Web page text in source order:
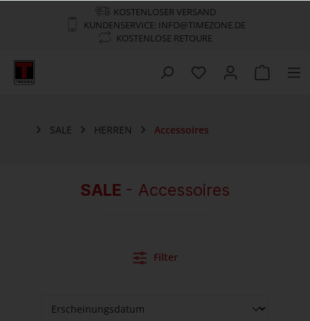
KOSTENLOSER VERSAND
KUNDENSERVICE: INFO@TIMEZONE.DE
KOSTENLOSE RETOURE
SALE HERREN Accessoires
SALE - Accessoires
Filter